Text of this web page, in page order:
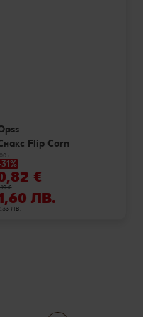
Flip Corn
100 г
€
€
ЛВ.
ЛВ.